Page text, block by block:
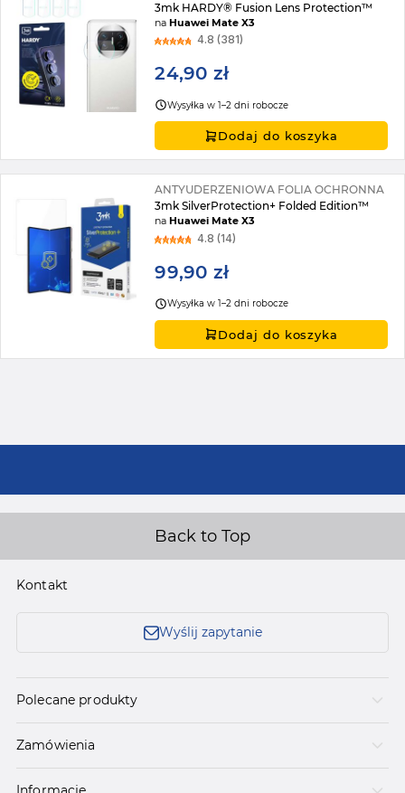
3mk HARDY® Fusion Lens Protection™
naHuawei Mate X3
4.8 (381)
24,90 zł
Wysyłka w 1–2 dni robocze
Dodaj do koszyka
ANTYUDERZENIOWA FOLIA OCHRONNA
3mk SilverProtection+ Folded Edition™
naHuawei Mate X3
4.8 (14)
99,90 zł
Wysyłka w 1–2 dni robocze
Dodaj do koszyka
Back to Top
Kontakt
Wyślij zapytanie
Polecane produkty
Zamówienia